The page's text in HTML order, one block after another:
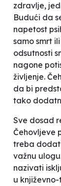
zdravlje,
Budući da
napetost
samo smrt
odsutnosti
nagone
življenje.
da bi
tako
Sve dosad
Čehovljeve
treba
važnu
nazivati
u